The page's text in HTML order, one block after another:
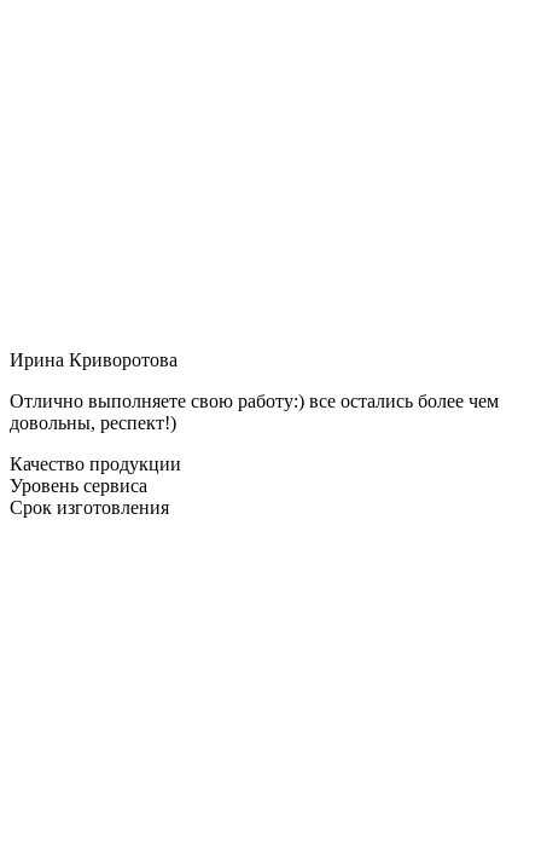
Ирина Криворотова
Отлично выполняете свою работу:) все остались более чем
довольны, респект!)
Качество продукции
Уровень сервиса
Срок изготовления